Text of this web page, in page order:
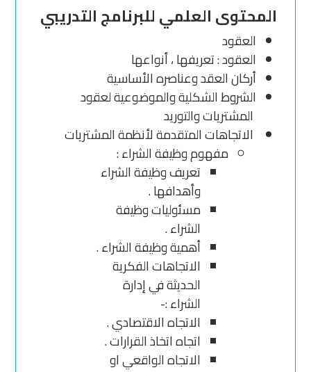
المحتوى العلمي للبرنامج التدريبي
العقود
العقود : تعريفها ، أنواعها
أركان العقد وعناصره الأساسية
الشروط الشكلية والموضوعية لعقود
المشتريات والتوريد
الاتجاهات المتقدمة لأنظمة المشتريات
مفهوم وظيفة الشراء :
تعريف وظيفة الشراء
وأهدافها .
مسئوليات وظيفة
الشراء .
أهمية وظيفة الشراء .
الاتجاهات الفكرية
الحديثة في إدارة
الشراء :-
الاتجاه الاقتصادي .
اتجاه اتخاذ القرارات .
الاتجاه الواقعي او